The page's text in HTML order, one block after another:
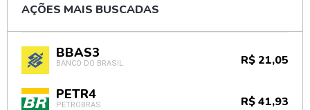
AÇÕES MAIS BUSCADAS
BBAS3
BANCO DO BRASIL R$ 21,05
PETR4
PETROBRAS R$ 41,93